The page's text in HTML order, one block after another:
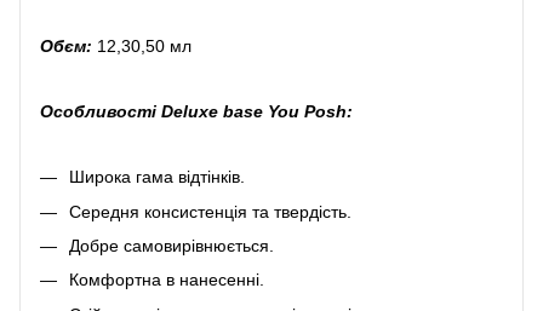
Обєм: 12,30,50 мл
Особливості Deluxe base You Posh:
Широка гама відтінків.
Середня консистенція та твердість.
Добре самовирівнюється.
Комфортна в нанесенні.